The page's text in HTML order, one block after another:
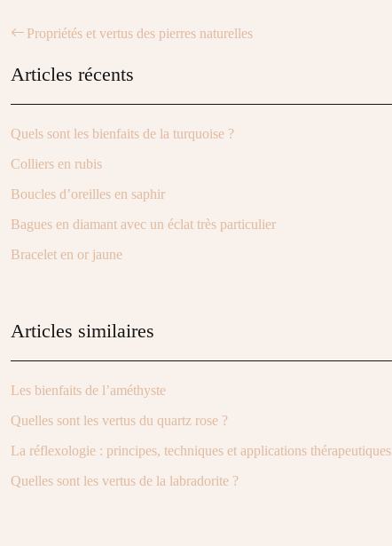
Propriétés et vertus des pierres naturelles
Articles récents
Quels sont les bienfaits de la turquoise ?
Colliers en rubis
Boucles d’oreilles en saphir
Bagues en diamant avec un éclat très particulier
Bracelet en or jaune
Articles similaires
Les bienfaits de l’améthyste
Quelles sont les vertus du quartz rose ?
La réflexologie : principes, techniques et applications thérapeutiques
Quelles sont les vertus de la labradorite ?